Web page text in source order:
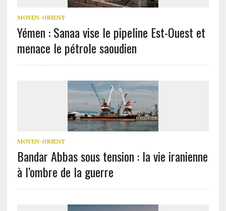
MOYEN-ORIENT
Yémen : Sanaa vise le pipeline Est-Ouest et
menace le pétrole saoudien
MOYEN-ORIENT
Bandar Abbas sous tension : la vie iranienne
à l’ombre de la guerre